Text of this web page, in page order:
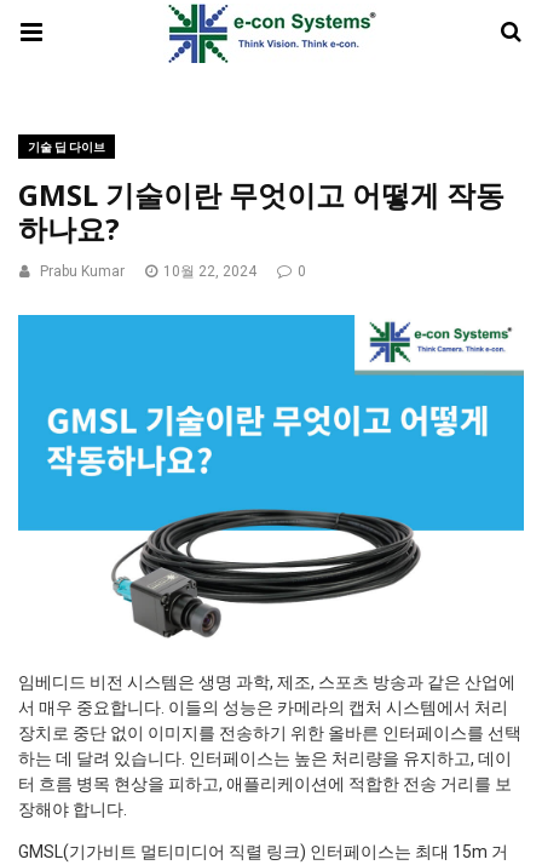
기술 딥 다이브
GMSL 기술이란 무엇이고 어떻게 작동
하나요?
Prabu Kumar 10월 22, 2024 0
임베디드 비전 시스템은 생명 과학, 제조, 스포츠 방송과 같은 산업에
서 매우 중요합니다. 이들의 성능은 카메라의 캡처 시스템에서 처리
장치로 중단 없이 이미지를 전송하기 위한 올바른 인터페이스를 선택
하는 데 달려 있습니다. 인터페이스는 높은 처리량을 유지하고, 데이
터 흐름 병목 현상을 피하고, 애플리케이션에 적합한 전송 거리를 보
장해야 합니다.
GMSL(기가비트 멀티미디어 직렬 링크) 인터페이스는 최대 15m 거